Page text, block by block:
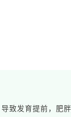
致发育提前，肥